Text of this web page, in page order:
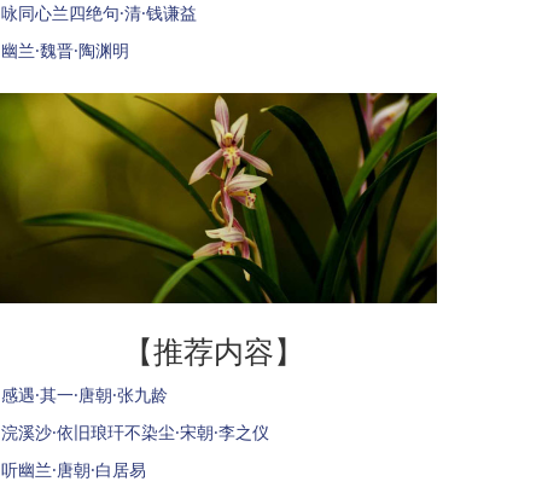
咏同心兰四绝句·清·钱谦益
幽兰·魏晋·陶渊明
【推荐内容】
感遇·其一·唐朝·张九龄
浣溪沙·依旧琅玕不染尘·宋朝·李之仪
听幽兰·唐朝·白居易